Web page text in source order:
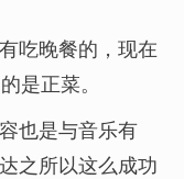
吃晚餐的，现在
是正菜。
也是与音乐有
之所以这么成功